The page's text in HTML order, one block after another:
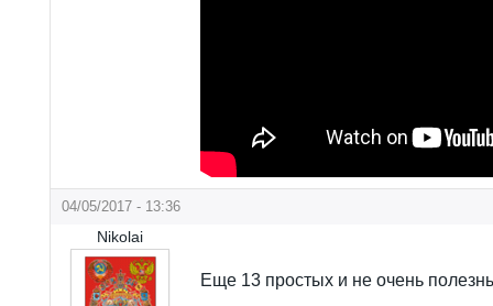
04/05/2017 - 13:36
Nikolai
Еще 13 простых и не очень